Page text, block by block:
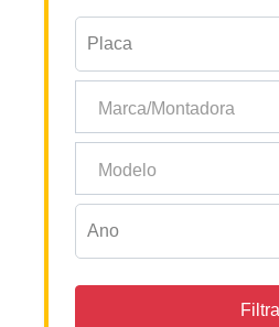
Marca/Montadora
Modelo